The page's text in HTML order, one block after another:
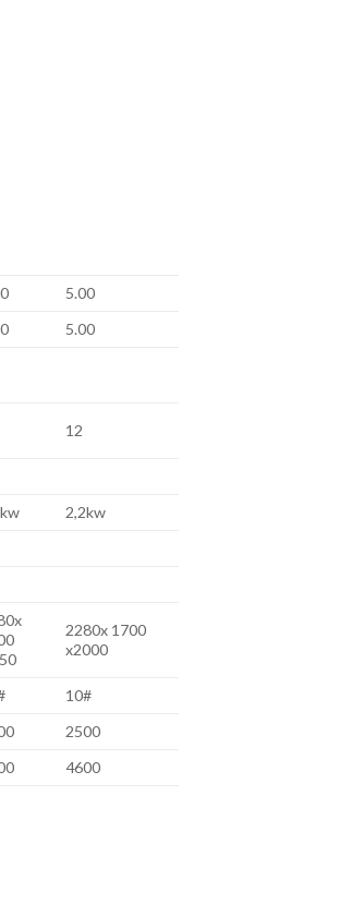
5.00
5.00
12
2,2kw
2280x 1700
x2000
10#
2500
4600